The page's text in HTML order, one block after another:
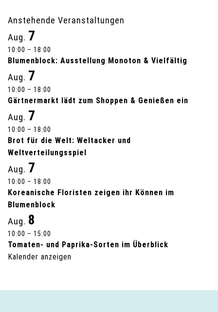
a
n
s
t
a
l
t
u
n
g
-
N
v
Anstehende Veranstaltungen
Aug. 7
10:00 – 18:00
Blumenblock: Ausstellung Monoton & Vielfältig
Aug. 7
10:00 – 18:00
Gärtnermarkt lädt zum Shoppen & Genießen ein
Aug. 7
10:00 – 18:00
Brot für die Welt: Weltacker und
Weltverteilungsspiel
Aug. 7
10:00 – 18:00
Koreanische Floristen zeigen ihr Können im
Blumenblock
Aug. 8
10:00 – 15:00
Tomaten- und Paprika-Sorten im Überblick
Kalender anzeigen